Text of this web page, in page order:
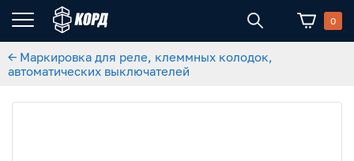
0
← Маркировка для реле, клеммных колодок,
автоматических выключателей